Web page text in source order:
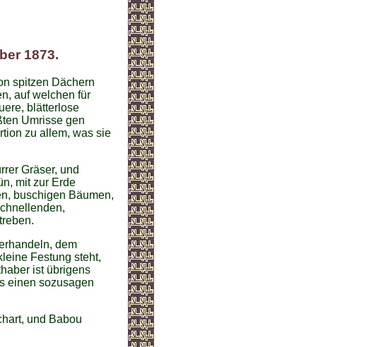
1873.
spitzen Dächern
auf welchen für
blätterlose
Umrisse gen
zu allem, was sie
Gräser, und
mit zur Erde
buschigen Bäumen,
dem
Festung steht,
ist übrigens
einen sozusagen
und Babou